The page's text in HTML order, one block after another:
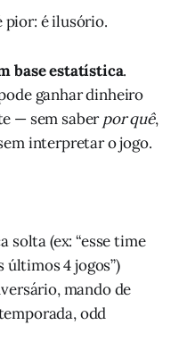
pior: é ilusório.
base estatística.
ganhar dinheiro
— sem saberpor quê,
interpretar o jogo.
solta (ex: “esse time
últimos 4 jogos”)
mando de
odd